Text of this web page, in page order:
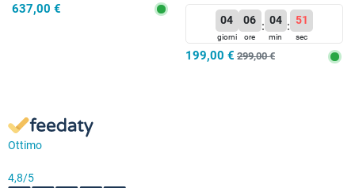
637,00 €
04
giorni
06
ore
: 04
min
: 51
sec
199,00 € 299,00 €
Ottimo
4,8/5